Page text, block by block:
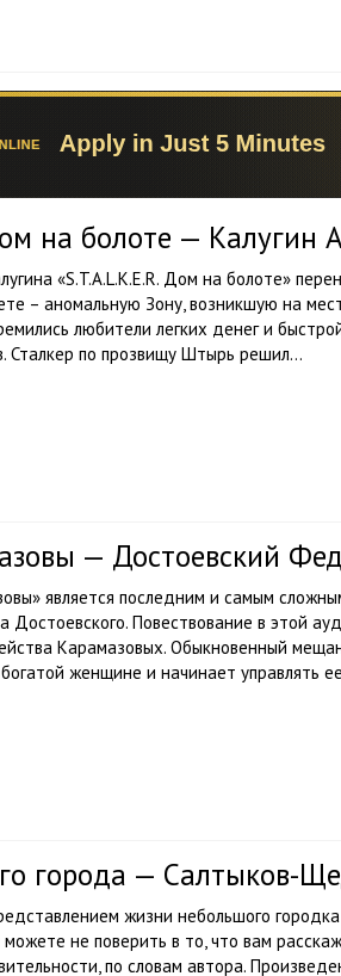
на болоте — Калугин
«S.T.A.L.K.E.R. Дом на болоте»
– аномальную Зону, возникшую на
любители легких денег и
Сталкер по прозвищу Штырь решил...
— Достоевский
является последним и самым
Повествование в этой
Карамазовых. Обыкновенный
женщине и начинает управлять
города — Салтыков-
жизни небольшого
не поверить в то, что вам
по словам автора.